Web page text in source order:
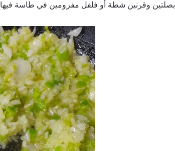
بصلتين وقرنين شطة أو فلفل مفرومين في طاسة فيها